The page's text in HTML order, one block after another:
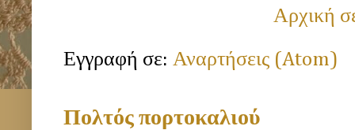
Αρχική
Εγγραφή σε: Αναρτήσεις (Atom)
Πολτός πορτοκαλιού